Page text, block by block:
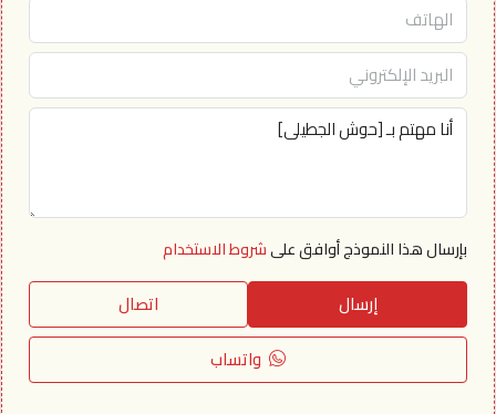
بإرسال هذا النموذج أوافق علىشروط الاستخدام
إرسال
اتصال
واتساب